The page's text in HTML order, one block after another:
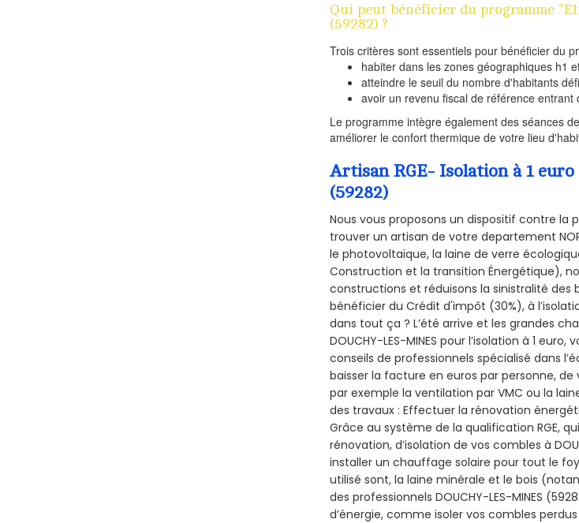
Qui peut bénéficier du programme
(59282) ?
Trois critères sont essentiels pour bénéficier du
habiter dans les zones géographiques h1
atteindre le seuil du nombre d'habitants
avoir un revenu fiscal de référence
Le programme intègre également des séances
améliorer le confort thermique de votre lieu
Artisan RGE- Isolation à 1
(59282)
Nous vous proposons un dispositif contre la
trouver un artisan de votre departement
le photovoltaïque, la laine de verre
Construction et la transition Énergétique),
constructions et réduisons la sinistralité des
bénéficier du Crédit d'impôt (30%), à
dans tout ça ? L’été arrive et les grandes
DOUCHY-LES-MINES pour l’isolation à 1
conseils de professionnels spécialisé dans
baisser la facture en euros par personne, de
par exemple la ventilation par VMC ou la
des travaux : Effectuer la rénovation
Grâce au système de la qualification RGE,
rénovation, d’isolation de vos combles à
installer un chauffage solaire pour tout le
utilisé sont, la laine minérale et le bois
des professionnels DOUCHY-LES-MINES
d’énergie, comme isoler vos combles